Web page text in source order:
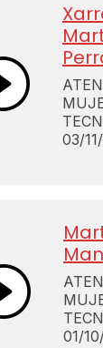
03/
01/